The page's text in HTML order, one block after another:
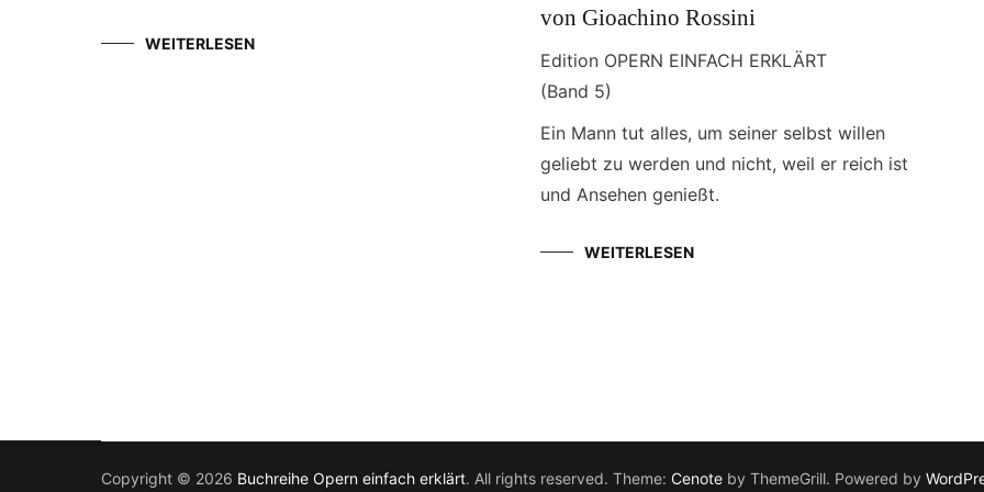
WEITERLESEN
von Gioachino Rossini
Edition OPERN EINFACH ERKLÄRT
(Band 5)
Ein Mann tut alles, um seiner selbst willen
geliebt zu werden und nicht, weil er reich ist
und Ansehen genießt.
WEITERLESEN
Copyright © 2026 Buchreihe Opern einfach erklärt. All rights reserved. Theme: Cenote by ThemeGrill. Powered by